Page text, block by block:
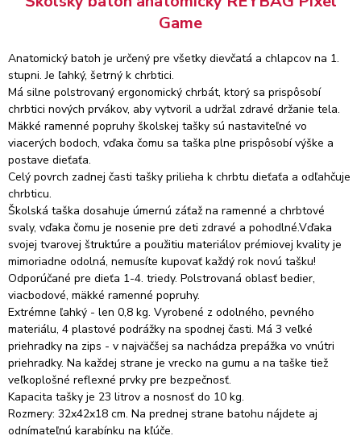
Odporúčané pre dieťa 1-4. triedy. Polstrovaná oblasť bedier,
viacbodové, mäkké ramenné popruhy.
materiálu, 4 plastové podrážky na spodnej časti. Má 3 veľké
priehradky na zips - v najväčšej sa nachádza prepážka vo vnútri
priehradky. Na každej strane je vrecko na gumu a na taške tiež
veľkoplošné reflexné prvky pre bezpečnosť.
Kapacita tašky je 23 litrov a nosnosť do 10 kg.
Rozmery: 32x42x18 cm. Na prednej strane batohu nájdete aj
odnímateľnú karabínku na kľúče.
Game
Anatomický batoh je určený pre všetky dievčatá a chlapcov na 1.
stupni. Je ľahký, šetrný k chrbtici.
Má silne polstrovaný ergonomický chrbát, ktorý sa prispôsobí
chrbtici nových prvákov, aby vytvoril a udržal zdravé držanie tela.
Mäkké ramenné popruhy školskej tašky sú nastaviteľné vo
viacerých bodoch, vďaka čomu sa taška plne prispôsobí výške a
postave dieťaťa.
Celý povrch zadnej časti tašky prilieha k chrbtu dieťaťa a odľahčuje
chrbticu.
Školská taška dosahuje úmernú záťaž na ramenné a chrbtové
svaly, vďaka čomu je nosenie pre deti zdravé a pohodlné.Vďaka
svojej tvarovej štruktúre a použitiu materiálov prémiovej kvality je
mimoriadne odolná, nemusíte kupovať každý rok novú tašku!
Odporúčané pre dieťa 1-4. triedy. Polstrovaná oblasť bedier,
viacbodové, mäkké ramenné popruhy.
Extrémne ľahký - len 0,8 kg. Vyrobené z odolného, pevného
materiálu, 4 plastové podrážky na spodnej časti. Má 3 veľké
priehradky na zips - v najväčšej sa nachádza prepážka vo vnútri
priehradky. Na každej strane je vrecko na gumu a na taške tiež
veľkoplošné reflexné prvky pre bezpečnosť.
Kapacita tašky je 23 litrov a nosnosť do 10 kg.
Rozmery: 32x42x18 cm. Na prednej strane batohu nájdete aj
odnímateľnú karabínku na kľúče.